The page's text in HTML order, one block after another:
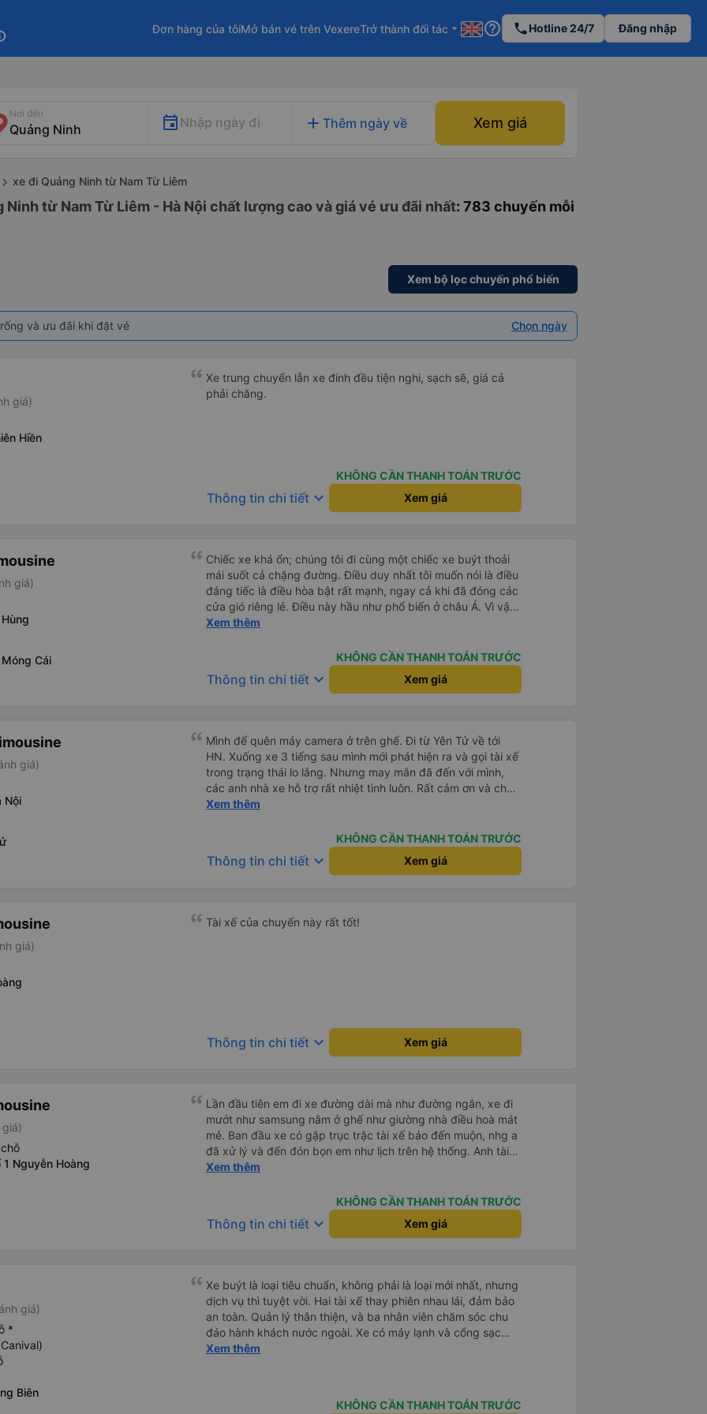
Đơn hàng của tôiMở bán vé trên VexereTrở thành đối tác arrow_drop_down help_outline phoneHotline 24/7 Đăng nhập
Nơi đến
Nhập ngày đi add Thêm ngày về Xem giá
xe đi Quảng Ninh từ Nam Từ Liêm
Ninh từ Nam Từ Liêm - Hà Nội chất lượng cao và giá vé ưu đãi nhất: 783 chuyến mỗi
Xem bộ lọc chuyến phổ biến
và ưu đãi khi đặt vé Chọn ngày
giá)
Hiền
Xe trung chuyển lẫn xe đính đều tiện nghi, sạch sẽ, giá cả
phải chăng.
KHÔNG CẦN THANH TOÁN TRƯỚC
Thông tin chi tiết keyboard_arrow_down Xem giá
giá)
Cái
Chiếc xe khá ổn; chúng tôi đi cùng một chiếc xe buýt thoải
mái suốt cả chặng đường. Điều duy nhất tôi muốn nói là điều
đáng tiếc là điều hòa bật rất mạnh, ngay cả khi đã đóng các
cửa gió riêng lẻ. Điều này hầu như phổ biến ở châu Á. Vì vậy,
hãy mang theo quần áo ấm hoặc thứ gì đó để che chắn.
Xem thêm
KHÔNG CẦN THANH TOÁN TRƯỚC
Thông tin chi tiết keyboard_arrow_down Xem giá
giá)
Nội
Mình để quên máy camera ở trên ghế. Đi từ Yên Tử về tới
HN. Xuống xe 3 tiếng sau mình mới phát hiện ra và gọi tài xế
trong trạng thái lo lắng. Nhưng may mắn đã đến với mình,
các anh nhà xe hỗ trợ rất nhiệt tình luôn. Rất cảm ơn và chúc
các anh nhà xe Tùng Tuấn sức khoẻ, vạn dặm bình an ạ!
Xem thêm
KHÔNG CẦN THANH TOÁN TRƯỚC
Thông tin chi tiết keyboard_arrow_down Xem giá
giá)
Tài xế của chuyến này rất tốt!
Thông tin chi tiết keyboard_arrow_down Xem giá
Nguyễn Hoàng
Lần đầu tiên em đi xe đường dài mà như đường ngắn, xe đi
mướt như samsung nằm ở ghế như giường nhà điều hoà mát
mẻ. Ban đầu xe có gặp trục trặc tài xế báo đến muộn, nhg a
đã xử lý và đến đón bọn em như lịch trên hệ thống. Anh tài
xế Văn Sĩ quá vui tính và nhiệt tình, trời mưa gió đã chở bọn
xe. Lần sau e mong có duyên gặp lại a ạ.
Xem thêm
KHÔNG CẦN THANH TOÁN TRƯỚC
Thông tin chi tiết keyboard_arrow_down Xem giá
giá)
*
Biên
Xe buýt là loại tiêu chuẩn, không phải là loại mới nhất, nhưng
dịch vụ thì tuyệt vời. Hai tài xế thay phiên nhau lái, đảm bảo
an toàn. Quản lý thân thiện, và ba nhân viên chăm sóc chu
đáo hành khách nước ngoài. Xe có máy lạnh và cổng sạc
USB, và dừng thường xuyên ở các khu vực nghỉ ngơi. Phí
bị chậm trễ, hành trình mất khoảng 9 tiếng. Tôi hài lòng với
Xem thêm
KHÔNG CẦN THANH TOÁN TRƯỚC